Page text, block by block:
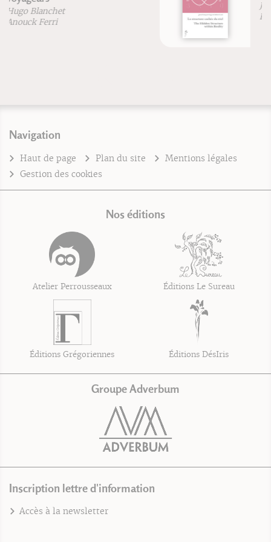
Jean-François Froger
Navigation
Haut de page Plan du site
Mentions légales
Gestion des cookies
Nos éditions
Atelier Perrousseaux Éditions Le Sureau
Éditions Grégoriennes Éditions DésIris
Groupe Adverbum
Inscription lettre d'information
Accès à la newsletter